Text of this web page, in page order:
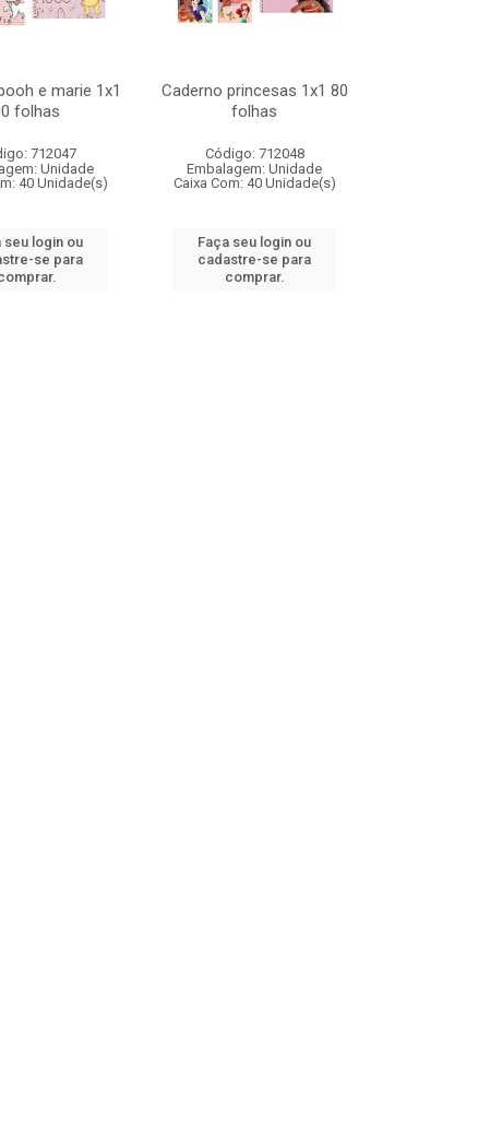
e marie 1x1
folhas
712047
Unidade
40 Unidade(s)
seu login ou
se para
Caderno princesas 1x1 80
folhas
Código: 712048
Embalagem: Unidade
Caixa Com: 40 Unidade(s)
Faça seu login ou
cadastre-se para
comprar.